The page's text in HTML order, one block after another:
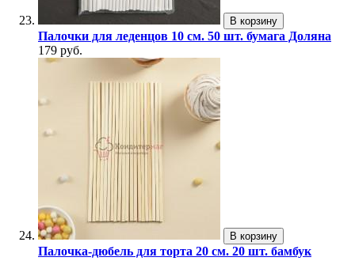
В корзину
Палочки для леденцов 10 см. 50 шт. бумага Доляна
179 руб.
В корзину
Палочка-дюбель для торта 20 см. 20 шт. бамбук